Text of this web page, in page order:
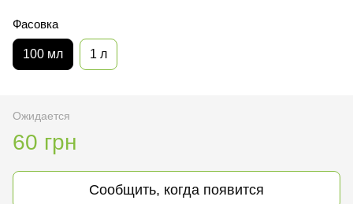
Фасовка
100 мл 1 л
Ожидается
60 грн
Сообщить, когда появится